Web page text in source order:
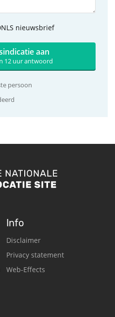
nieuwsbrief
aan
12 uur antwoord
persoon
Info
Disclaimer
Privacy statement
Web-Effects